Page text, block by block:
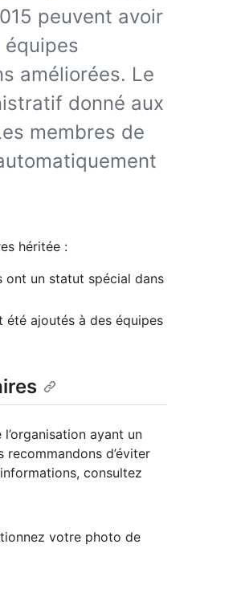
peuvent avoir
améliorées. Le
donné aux
membres de
héritée :
ont un statut spécial dans
été ajoutés à des équipes
ayant un
d’éviter
consultez
votre photo de